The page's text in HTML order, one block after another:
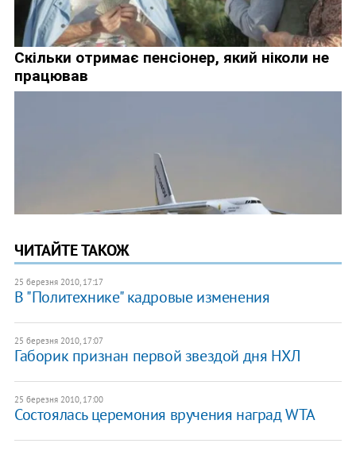
ЧИТАЙТЕ ТАКОЖ
25 березня 2010, 17:17
В "Политехнике" кадровые изменения
25 березня 2010, 17:07
Габорик признан первой звездой дня НХЛ
25 березня 2010, 17:00
Состоялась церемония вручения наград WTA